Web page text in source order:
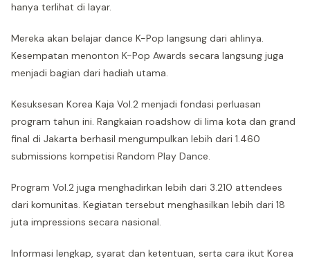
hanya terlihat di layar.
Mereka akan belajar dance K-Pop langsung dari ahlinya.
Kesempatan menonton K-Pop Awards secara langsung juga
menjadi bagian dari hadiah utama.
Kesuksesan Korea Kaja Vol.2 menjadi fondasi perluasan
program tahun ini. Rangkaian roadshow di lima kota dan grand
final di Jakarta berhasil mengumpulkan lebih dari 1.460
submissions kompetisi Random Play Dance.
Program Vol.2 juga menghadirkan lebih dari 3.210 attendees
dari komunitas. Kegiatan tersebut menghasilkan lebih dari 18
juta impressions secara nasional.
Informasi lengkap, syarat dan ketentuan, serta cara ikut Korea